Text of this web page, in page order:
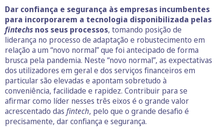
Dar confiança e segurança às empresas incumbentes
para incorporarem a tecnologia disponibilizada pelas
fintechs nos seus processos, tomando posição de
liderança no processo de adaptação e robustecimento em
relação a um “novo normal” que foi antecipado de forma
brusca pela pandemia. Neste “novo normal”, as expectativas
dos utilizadores em geral e dos serviços financeiros em
particular são elevadas e apontam sobretudo à
conveniência, facilidade e rapidez. Contribuir para se
afirmar como líder nesses três eixos é o grande valor
acrescentado das fintech, pelo que o grande desafio é
precisamente, dar confiança e segurança.